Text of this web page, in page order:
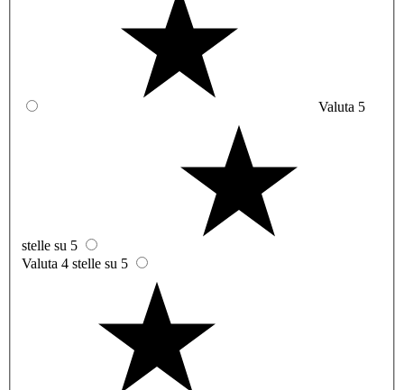
Valuta 5
stelle su 5
Valuta 4 stelle su 5